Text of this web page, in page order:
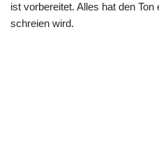
ist vorbereitet. Alles hat den
schreien wird.